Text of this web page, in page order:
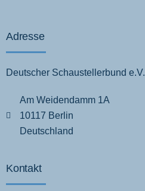
Adresse
Deutscher Schaustellerbund e.V.
Am Weidendamm 1A
10117 Berlin
Deutschland
Kontakt